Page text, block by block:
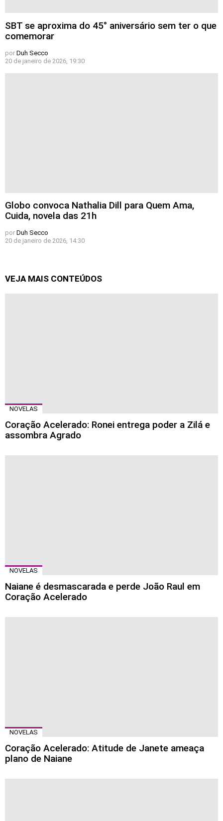
SBT se aproxima do 45° aniversário sem ter o que
comemorar
por Duh Secco
20 de janeiro de 2026, 19:30
Globo convoca Nathalia Dill para Quem Ama,
Cuida, novela das 21h
por Duh Secco
20 de janeiro de 2026, 14:30
VEJA MAIS CONTEÚDOS
NOVELAS
Coração Acelerado: Ronei entrega poder a Zilá e
assombra Agrado
NOVELAS
Naiane é desmascarada e perde João Raul em
Coração Acelerado
NOVELAS
Coração Acelerado: Atitude de Janete ameaça
plano de Naiane